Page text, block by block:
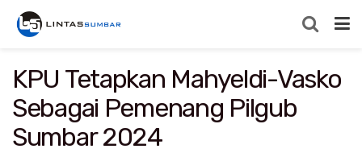
KPU Tetapkan Mahyeldi-Vasko
Sebagai Pemenang Pilgub
Sumbar 2024